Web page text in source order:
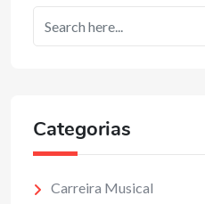
Categorias
Carreira Musical